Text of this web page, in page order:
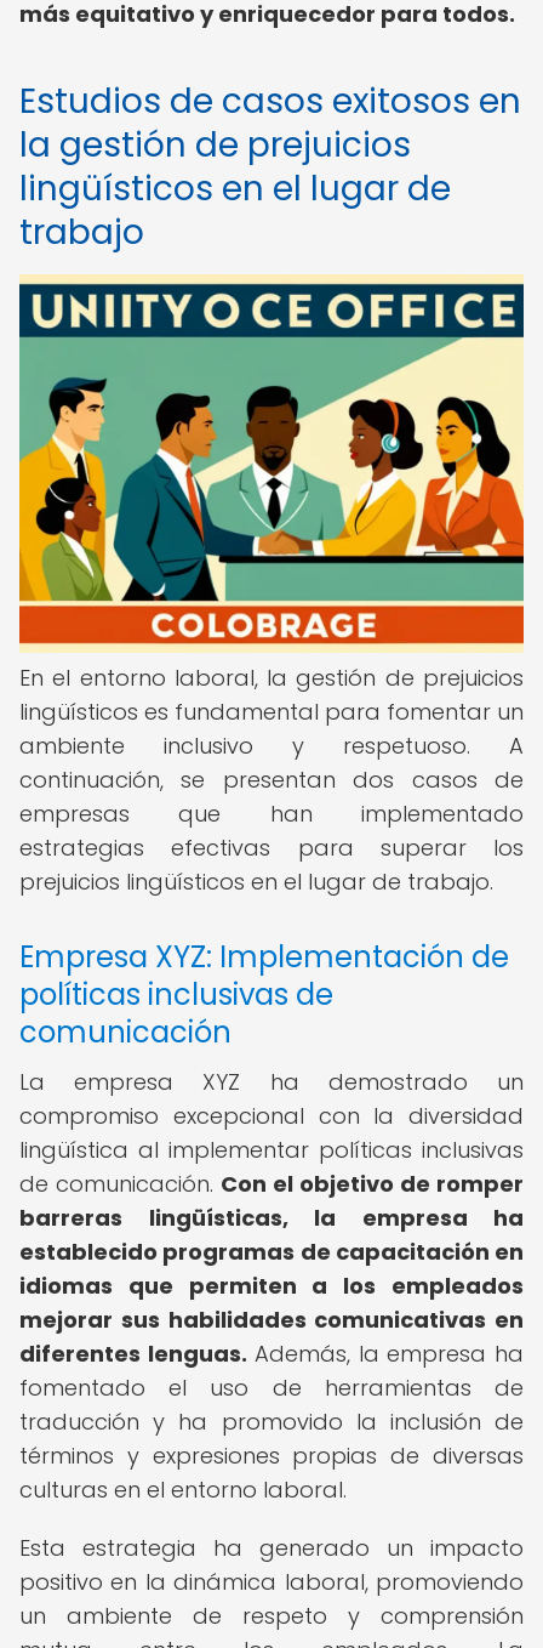
más equitativo y enriquecedor para todos.
Estudios de casos exitosos en
la gestión de prejuicios
lingüísticos en el lugar de
trabajo
En el entorno laboral, la gestión de prejuicios
lingüísticos es fundamental para fomentar un
ambiente inclusivo y respetuoso. A
continuación, se presentan dos casos de
empresas que han implementado
estrategias efectivas para superar los
prejuicios lingüísticos en el lugar de trabajo.
Empresa XYZ: Implementación de
políticas inclusivas de
comunicación
La empresa XYZ ha demostrado un
compromiso excepcional con la diversidad
lingüística al implementar políticas inclusivas
de comunicación. Con el objetivo de romper
barreras lingüísticas, la empresa ha
establecido programas de capacitación en
idiomas que permiten a los empleados
mejorar sus habilidades comunicativas en
diferentes lenguas. Además, la empresa ha
fomentado el uso de herramientas de
traducción y ha promovido la inclusión de
términos y expresiones propias de diversas
culturas en el entorno laboral.
Esta estrategia ha generado un impacto
positivo en la dinámica laboral, promoviendo
un ambiente de respeto y comprensión